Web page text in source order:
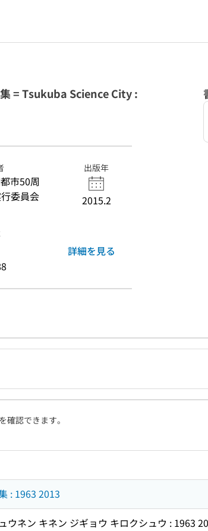
= Tsukuba Science City :
市50周
委員会
出版年
2015.2
詳細を見る
認できます。
: 1963 2013
ウネン キネン ジギョウ キロクシュウ : 1963